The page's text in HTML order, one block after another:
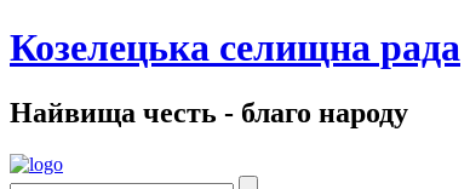
Козелецька селищна рада
Найвища честь - благо народу